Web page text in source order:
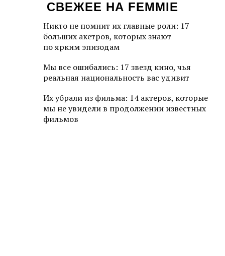
СВЕЖЕЕ НА FEMMIE
Никто не помнит их главные роли: 17
больших акетров, которых знают
по ярким эпизодам
Мы все ошибались: 17 звезд кино, чья
реальная национальность вас удивит
Их убрали из фильма: 14 актеров, которые
мы не увидели в продолжении известных
фильмов